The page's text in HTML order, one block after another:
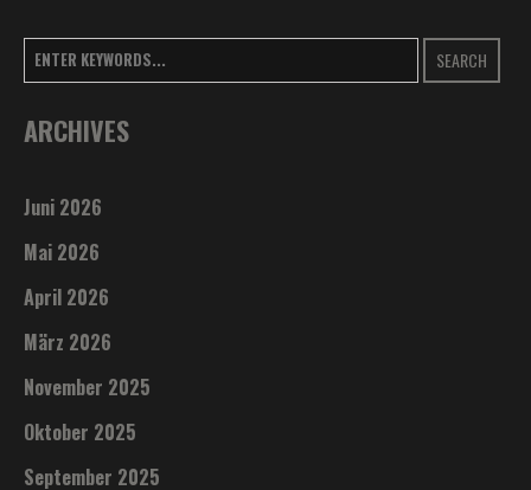
SEARCH
ARCHIVES
Juni 2026
Mai 2026
April 2026
März 2026
November 2025
Oktober 2025
September 2025